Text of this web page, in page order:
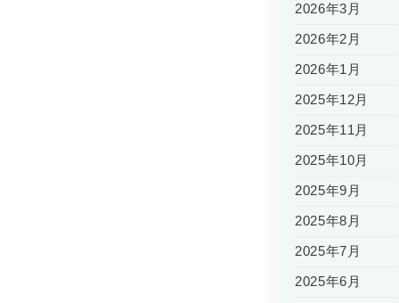
2026年3月
2026年2月
2026年1月
2025年12月
2025年11月
2025年10月
2025年9月
2025年8月
2025年7月
2025年6月